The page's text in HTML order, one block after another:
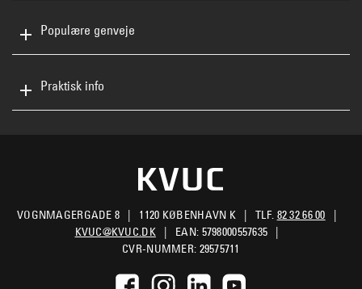
Populære genveje
Praktisk info
VOGNMAGERGADE 8 1120 KØBENHAVN K TLF. 82 32 66 00
KVUC@KVUC.DK
EAN: 5798000557635
CVR-NUMMER: 29575711